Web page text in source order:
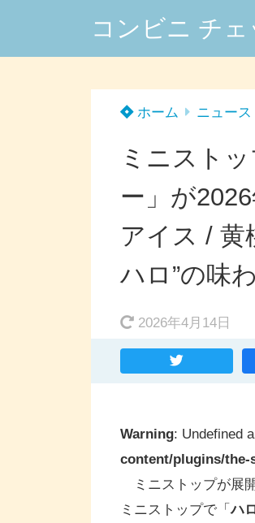
コンビニ チェ
ホーム ニュース
ミニスト
ー」が
アイス / 黄
ハロ”の味
2026年4月14日
Warning: Undefined
content/plugins/
ミニストップが展
ミニストップで「ハ